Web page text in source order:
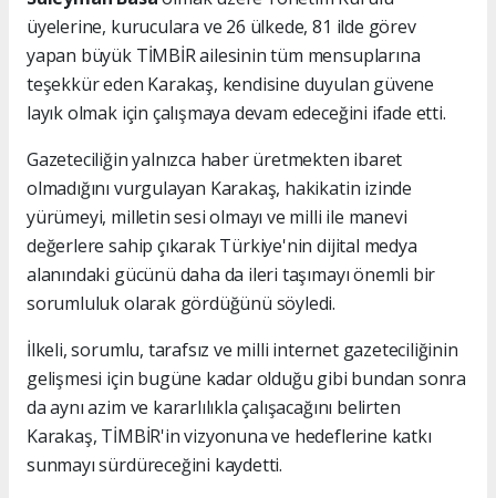
üyelerine, kuruculara ve 26 ülkede, 81 ilde görev
yapan büyük TİMBİR ailesinin tüm mensuplarına
teşekkür eden Karakaş, kendisine duyulan güvene
layık olmak için çalışmaya devam edeceğini ifade etti.
Gazeteciliğin yalnızca haber üretmekten ibaret
olmadığını vurgulayan Karakaş, hakikatin izinde
yürümeyi, milletin sesi olmayı ve milli ile manevi
değerlere sahip çıkarak Türkiye'nin dijital medya
alanındaki gücünü daha da ileri taşımayı önemli bir
sorumluluk olarak gördüğünü söyledi.
İlkeli, sorumlu, tarafsız ve milli internet gazeteciliğinin
gelişmesi için bugüne kadar olduğu gibi bundan sonra
da aynı azim ve kararlılıkla çalışacağını belirten
Karakaş, TİMBİR'in vizyonuna ve hedeflerine katkı
sunmayı sürdüreceğini kaydetti.